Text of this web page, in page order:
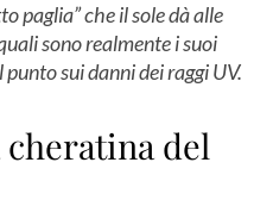
paglia” che il sole dà alle
sono realmente i suoi
sui danni dei raggi UV.
cheratina del